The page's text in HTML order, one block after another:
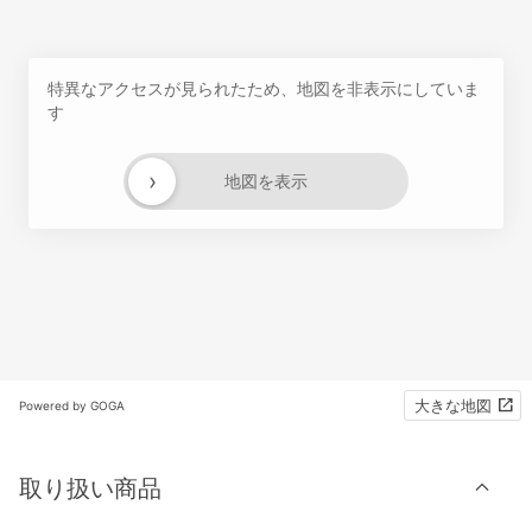
特異なアクセスが見られたため、地図を非表示にしていま
す
地図を表示
›
Powered by GOGA 大きな地図
取り扱い商品